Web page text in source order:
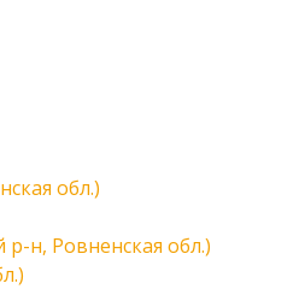
обл.)
н, Ровненская обл.)